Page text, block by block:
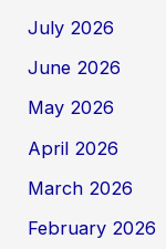
July 2026
June 2026
May 2026
April 2026
March 2026
February 2026